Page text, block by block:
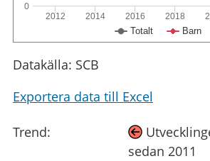
Totalt Barn
2012 2014 2016 2018
0
Datakälla: SCB
Exportera data till Excel
Trend:
sedan 2011